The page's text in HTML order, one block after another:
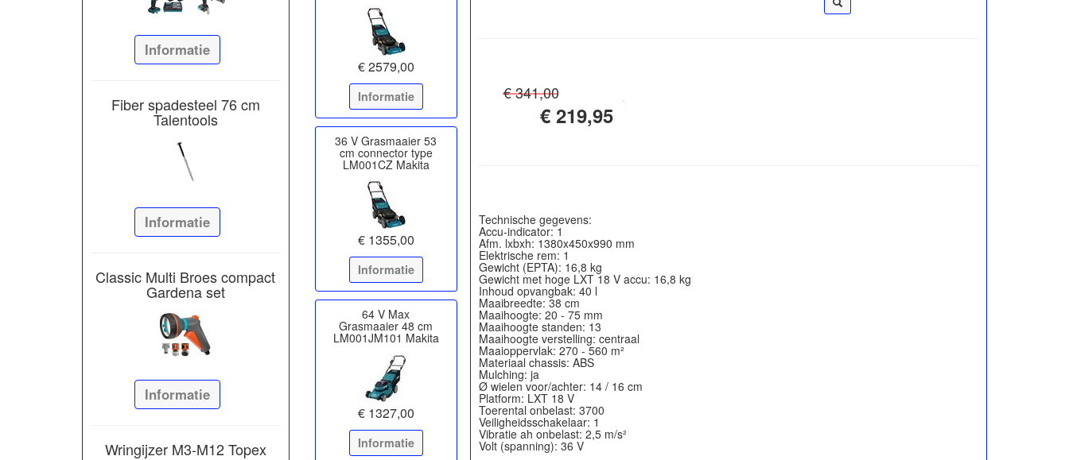
Informatie
Fiber spadesteel 76 cm
Talentools
Informatie
Classic Multi Broes compact
Gardena set
Informatie
Wringijzer M3-M12 Topex
€ 2579,00
Informatie
36 V Grasmaaier 53
cm connector type
LM001CZ Makita
€ 1355,00
Informatie
64 V Max
Grasmaaier 48 cm
LM001JM101 Makita
€ 1327,00
Informatie
€ 341,00
€ 219,95
Technische gegevens:
Accu-indicator: 1
Afm. lxbxh: 1380x450x990 mm
Elektrische rem: 1
Gewicht (EPTA): 16,8 kg
Gewicht met hoge LXT 18 V accu: 16,8 kg
Inhoud opvangbak: 40 l
Maaibreedte: 38 cm
Maaihoogte: 20 - 75 mm
Maaihoogte standen: 13
Maaihoogte verstelling: centraal
Maaioppervlak: 270 - 560 m²
Materiaal chassis: ABS
Mulching: ja
Ø wielen voor/achter: 14 / 16 cm
Platform: LXT 18 V
Toerental onbelast: 3700
Veiligheidsschakelaar: 1
Vibratie ah onbelast: 2,5 m/s²
Volt (spanning): 36 V